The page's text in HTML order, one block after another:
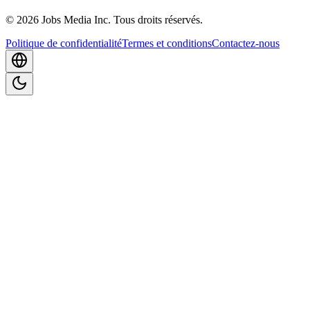
© 2026 Jobs Media Inc. Tous droits réservés.
Politique de confidentialitéTermes et conditionsContactez-nous